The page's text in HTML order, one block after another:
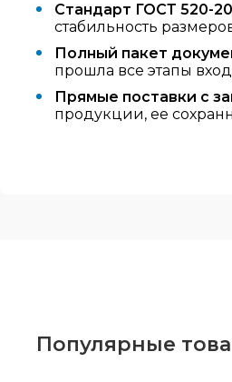
Стандарт ГОСТ 520-
стабильность
Полный пакет
прошла все этапы
Прямые поставки с
продукции, ее
Популярные